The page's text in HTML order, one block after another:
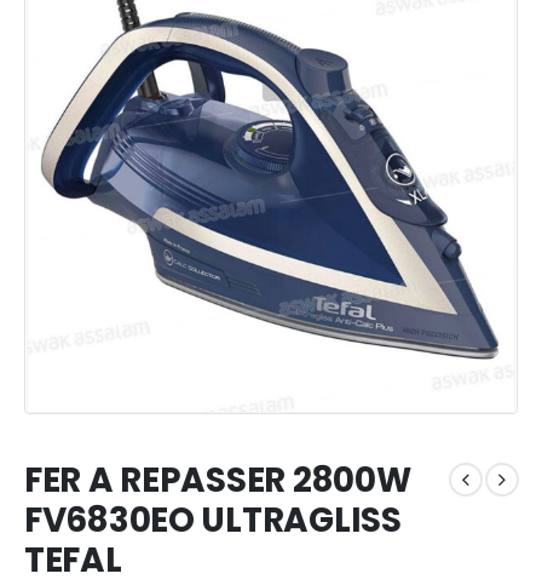
FER A REPASSER 2800W
FV6830EO ULTRAGLISS
TEFAL